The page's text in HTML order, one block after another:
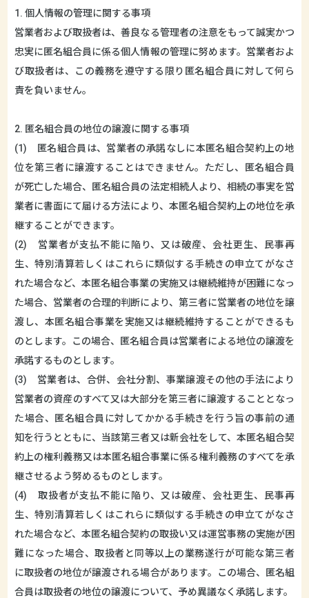
1. 個人情報の管理に関する事項
営業者および取扱者は、善良なる管理者の注意をもって誠実かつ
忠実に匿名組合員に係る個人情報の管理に努めます。営業者およ
び取扱者は、この義務を遵守する限り匿名組合員に対して何ら
責を負いません。
2. 匿名組合員の地位の譲渡に関する事項
(1) 匿名組合員は、営業者の承諾なしに本匿名組合契約上の地
位を第三者に譲渡することはできません。ただし、匿名組合員
が死亡した場合、匿名組合員の法定相続人より、相続の事実を営
業者に書面にて届ける方法により、本匿名組合契約上の地位を承
継することができます。
(2) 営業者が支払不能に陥り、又は破産、会社更生、民事再
生、特別清算若しくはこれらに類似する手続きの申立てがなさ
れた場合など、本匿名組合事業の実施又は継続維持が困難になっ
た場合、営業者の合理的判断により、第三者に営業者の地位を譲
渡し、本匿名組合事業を実施又は継続維持することができるも
のとします。この場合、匿名組合員は営業者による地位の譲渡を
承諾するものとします。
(3) 営業者は、合併、会社分割、事業譲渡その他の手法により
営業者の資産のすべて又は大部分を第三者に譲渡することとなっ
た場合、匿名組合員に対してかかる手続きを行う旨の事前の通
知を行うとともに、当該第三者又は新会社をして、本匿名組合契
約上の権利義務又は本匿名組合事業に係る権利義務のすべてを承
継させるよう努めるものとします。
(4) 取扱者が支払不能に陥り、又は破産、会社更生、民事再
生、特別清算若しくはこれらに類似する手続きの申立てがなさ
れた場合など、本匿名組合契約の取扱い又は運営事務の実施が困
難になった場合、取扱者と同等以上の業務遂行が可能な第三者
に取扱者の地位が譲渡される場合があります。この場合、匿名組
合員は取扱者の地位の譲渡について、予め異議なく承諾します。